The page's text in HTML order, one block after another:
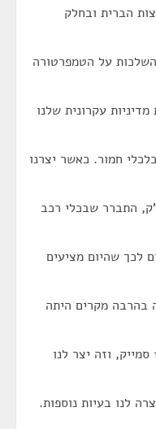
הברית ובחלק
על הטמפרטורה
עקרונית שלנו
חמור. כאשר יצרנו
עם נפח מנוע של 1300 סמ"ק, התברר שבכלי רכב
לכך שהיום מציעים
בהרבה מקרים היתה
לאחר מכן העלינו את התקרה ל-1600 סמייק, וזה יצר לנו
יצרה לנו בעיות נוספות.